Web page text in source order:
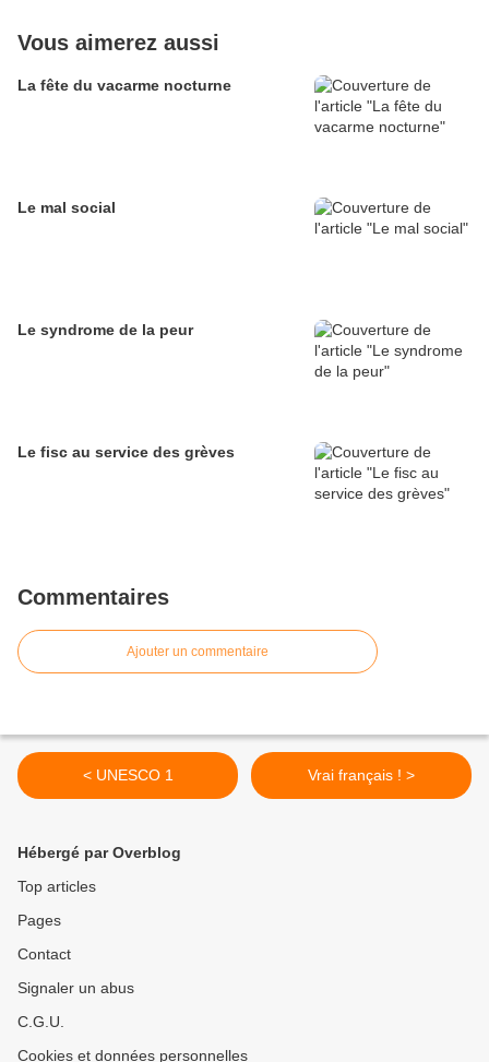
Vous aimerez aussi
La fête du vacarme nocturne
Le mal social
Le syndrome de la peur
Le fisc au service des grèves
Commentaires
Ajouter un commentaire
< UNESCO 1 Vrai français ! >
Hébergé par Overblog
Top articles
Pages
Contact
Signaler un abus
C.G.U.
Cookies et données personnelles